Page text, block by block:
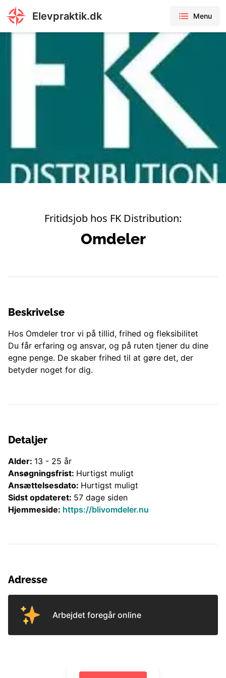
Elevpraktik.dk Menu
Fritidsjob hos FK Distribution:
Omdeler
Beskrivelse
Hos Omdeler tror vi på tillid, frihed og fleksibilitet
Du får erfaring og ansvar, og på ruten tjener du dine
egne penge. De skaber frihed til at gøre det, der
betyder noget for dig.
Detaljer
Alder: 13 - 25 år
Ansøgningsfrist: Hurtigst muligt
Ansættelsesdato: Hurtigst muligt
Sidst opdateret: 57 dage siden
Hjemmeside: https://blivomdeler.nu
Adresse
Arbejdet foregår online